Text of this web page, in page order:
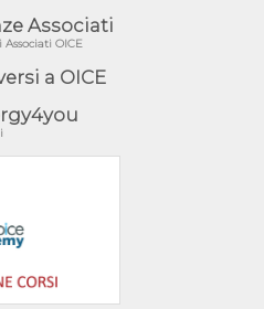
Associati
OICE
a OICE